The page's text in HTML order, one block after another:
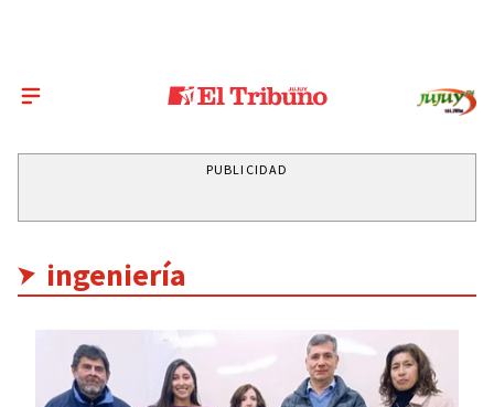
PUBLICIDAD
ingeniería